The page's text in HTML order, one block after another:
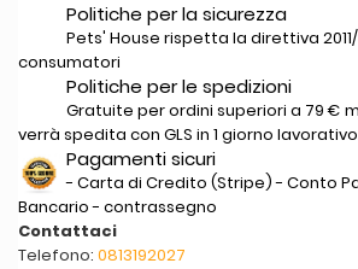
Politiche per la sicurezza
Pets' House rispetta la direttiva
consumatori
Politiche per le spedizioni
Gratuite per ordini superiori a 79 €
verrà spedita con GLS in 1 giorno lavorativo
Pagamenti sicuri
- Carta di Credito (Stripe) - Conto
Bancario - contrassegno
Contattaci
Telefono: 0813192027